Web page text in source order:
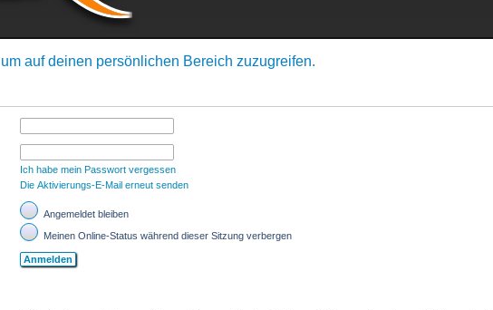
auf deinen persönlichen Bereich zuzugreifen.
Ich habe mein Passwort vergessen
Die Aktivierungs-E-Mail erneut senden
Angemeldet bleiben
Meinen Online-Status während dieser Sitzung verbergen